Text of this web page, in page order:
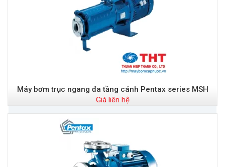
Máy bơm trục ngang đa tầng cánh Pentax series MSH
Giá liên hệ